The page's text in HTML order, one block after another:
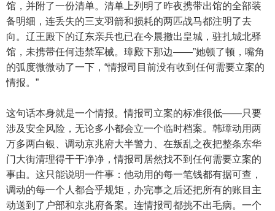
馆，并附了一份清单。清单上列明了昨夜携带出馆的全部装
备明细，连丢失的三支羽箭和损耗的两匹战马都注明了去
向。辽王殿下的辽东亲兵也已在今晨撤出皇城，驻扎城北驿
馆，未携带任何违禁军械。璋殿下那边——”她顿了顿，嘴角
的弧度微微动了一下，“情报司目前没有收到任何需要立案的
情报。”
这句话本身就是一个情报。情报司立案的标准很低——只要
涉及安全风险，无论多小都会立一个临时档案。韩璋动用两
万多两白银、调动京兆府大半警力、在叛乱之夜把整条东华
门大街清理得干干净净，情报司居然找不到任何需要立案的
事由。这只能说明一件事：他动用的每一笔钱都有据可查，
调动的每一个人都合乎规矩，办完事之后还把所有的账目主
动送到了户部和京兆府备案。连情报司都挑不出毛病。一个